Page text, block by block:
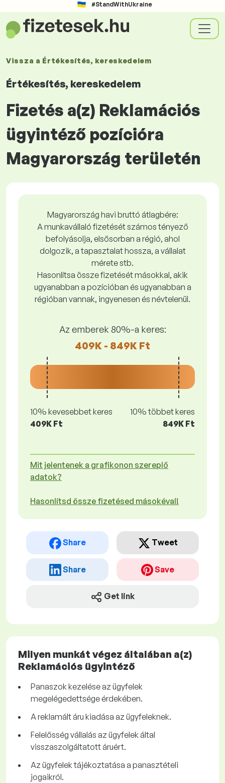
#StandWithUkraine
Vissza a Értékesítés, kereskedelem
Értékesítés, kereskedelem
Fizetés a(z) Reklamációs
ügyintéző pozícióra
Magyarország területén
Magyarország havi bruttó átlagbére:
A munkavállaló fizetését számos tényező
befolyásolja, elsősorban a régió, ahol
dolgozik, a tapasztalat hossza, a vállalat
mérete stb.
Hasonlítsa össze fizetését másokkal, akik
ugyanabban a pozícióban és ugyanabban a
régióban vannak, ingyenesen és névtelenül.
Az emberek 80%-a keres:
409K - 849K Ft
10% kevesebbet keres
409K Ft
10% többet keres
849K Ft
Mit jelentenek a grafikonon szereplő
adatok?
Hasonlítsd össze fizetésed másokéval!
Share Tweet
Share Save
Get link
Milyen munkát végez általában a(z)
Reklamációs ügyintéző
Panaszok kezelése az ügyfelek
megelégedettsége érdekében.
A reklamált áru kiadása az ügyfeleknek.
Felelősség vállalás az ügyfelek által
visszaszolgáltatott áruért.
Az ügyfelek tájékoztatása a panasztételi
jogaikról.